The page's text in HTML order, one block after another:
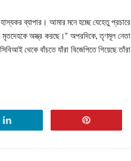
ব্যাপার। আমার মনে হচ্ছে যেহেতু প্রচারে
মৃতদেহকে অস্ত্র করছে।” অপরদিকে, তৃণমূল নেতা
থেকে বাঁচতে যাঁরা বিজেপিতে গিয়েছে তাঁরা